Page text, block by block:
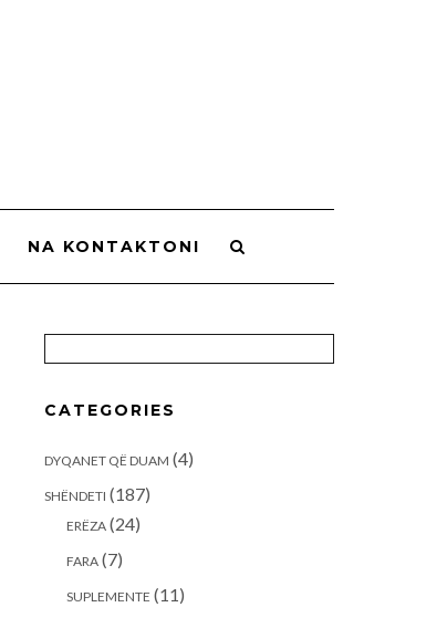
NA KONTAKTONI
CATEGORIES
DYQANET QË DUAM (4)
SHËNDETI (187)
ERËZA(24)
FARA(7)
SUPLEMENTE (11)